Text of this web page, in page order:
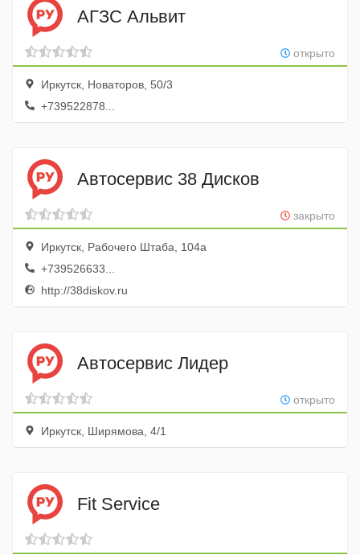
АГЗС Альвит
открыто
Иркутск, Новаторов, 50/3
+739522878...
Автосервис 38 Дисков
закрыто
Иркутск, Рабочего Штаба, 104а
+739526633...
http://38diskov.ru
Автосервис Лидер
открыто
Иркутск, Ширямова, 4/1
Fit Service